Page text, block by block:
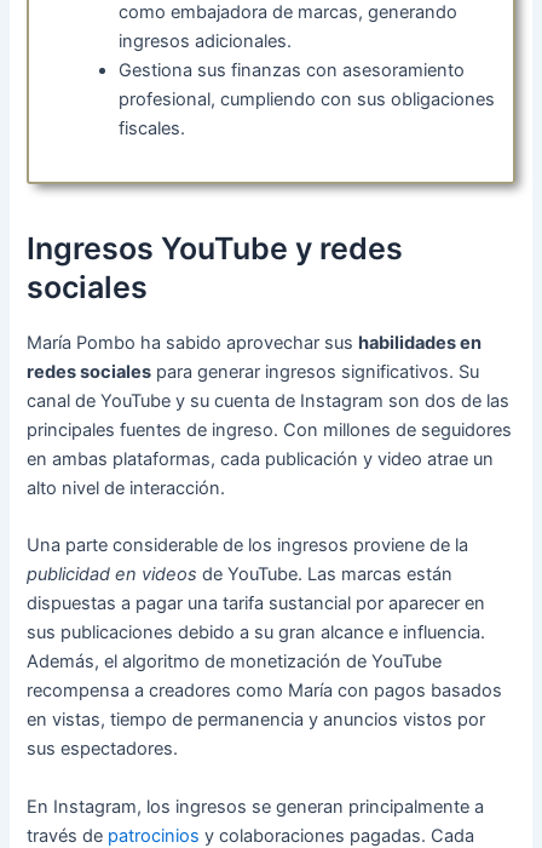
como embajadora de marcas, generando
ingresos adicionales.
Gestiona sus finanzas con asesoramiento
profesional, cumpliendo con sus obligaciones
fiscales.
Ingresos YouTube y redes
sociales
María Pombo ha sabido aprovechar sushabilidades en
redes sociales para generar ingresos significativos. Su
canal de YouTube y su cuenta de Instagram son dos de las
principales fuentes de ingreso. Con millones de seguidores
en ambas plataformas, cada publicación y video atrae un
alto nivel de interacción.
Una parte considerable de los ingresos proviene de la
publicidad en videos de YouTube. Las marcas están
dispuestas a pagar una tarifa sustancial por aparecer en
sus publicaciones debido a su gran alcance e influencia.
Además, el algoritmo de monetización de YouTube
recompensa a creadores como María con pagos basados
en vistas, tiempo de permanencia y anuncios vistos por
sus espectadores.
En Instagram, los ingresos se generan principalmente a
través de patrocinios y colaboraciones pagadas. Cada